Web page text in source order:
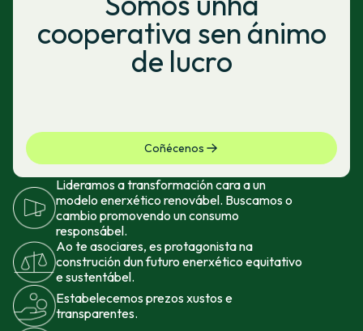
cooperativa sen ánimo
de lucro
Coñécenos
Lideramos a transformación cara a un
modelo enerxético renovábel. Buscamos o
cambio promovendo un consumo
responsábel.
Ao te asociares, es protagonista na
construción dun futuro enerxético equitativo
e sustentábel.
Estabelecemos prezos xustos e
transparentes.